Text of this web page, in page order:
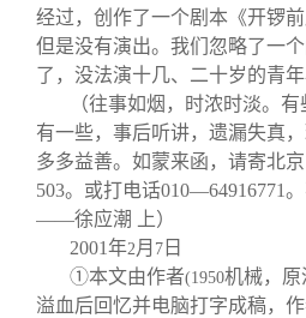
经过，创作了一个剧本《开锣
但是没有演出。我们忽略了一
了，没法演十几、二十岁的青
（往事如烟，时浓时淡。
有一些，事后听讲，遗漏失真
多多益善。如蒙来函，请寄北京
503。或打电话010—64916771
——徐应潮
上）
2001年2 月 7 日
①本文由作者(1950机械，原
溢血后回忆并电脑打字成稿，